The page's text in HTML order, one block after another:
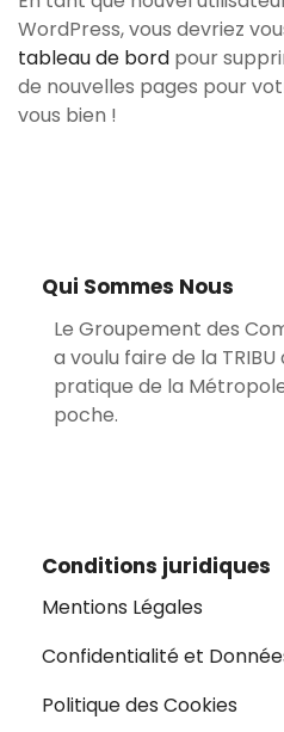
WordPress, vous devriez
tableau de bord pour
de nouvelles pages pour
vous bien !
Qui Sommes Nous
Le Groupement des
a voulu faire de la TRIBU
pratique de la
poche.
Conditions juridiques
Mentions Légales
Confidentialité et
Politique des Cookies